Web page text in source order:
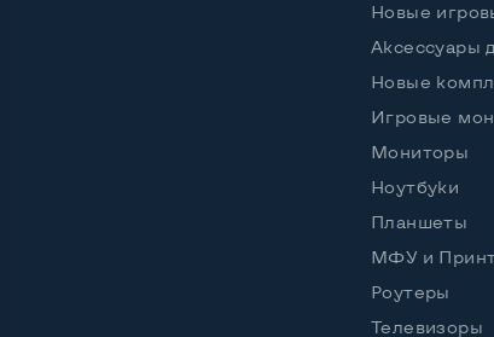
Русские и украинские буквы на клавиатуре
Полноразмерная клавиатура NumberPad
Новые
Аксессуары
Новые
Игровые
Мониторы
Ноутбуки
Планшеты
МФУ и
Роутеры
Телевизоры